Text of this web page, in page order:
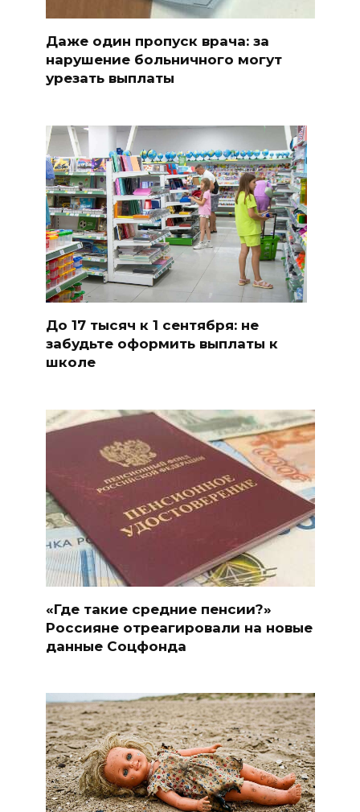
Даже один пропуск врача: за
нарушение больничного могут
урезать выплаты
До 17 тысяч к 1 сентября: не
забудьте оформить выплаты к
школе
«Где такие средние пенсии?»
Россияне отреагировали на новые
данные Соцфонда